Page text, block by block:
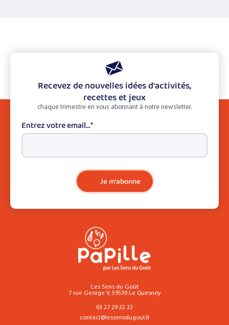
Recevez de nouvelles idées d'activités,
recettes et jeux
chaque trimestre en vous abonnant à notre newsletter.
Entrez votre email...*
Je m'abonne
Les Sens du Goût
7 rue George V, 59530 Le Quesnoy
03 27 29 22 22
contact@lessensdugout.fr